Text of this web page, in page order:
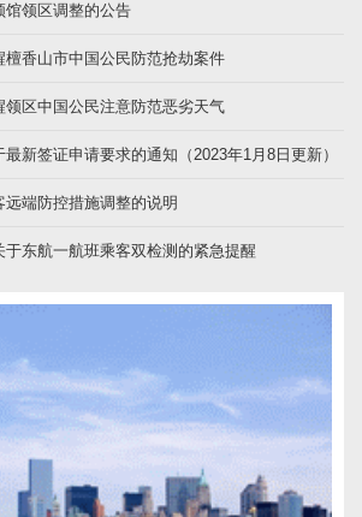
馆领区调整的公告
檀香山市中国公民防范抢劫案件
领区中国公民注意防范恶劣天气
新签证申请要求的通知（2023年1月8日更新）
端防控措施调整的说明
东航一航班乘客双检测的紧急提醒